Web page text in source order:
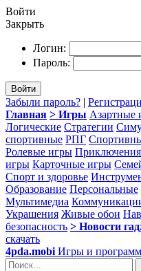
Войти
Закрыть
Логин:
Пароль:
Войти
Забыли пароль? |
Главная > Игры Азартные
Логические Стратегии
спортивные РПГ
Ролевые игры Приключения
игры Карточные игры
Спорт и здоровье
Образование Персональные
Мультимедиа
Украшения Живые обои
безопасность > Новости
скачать
4pda.mobi Игры и